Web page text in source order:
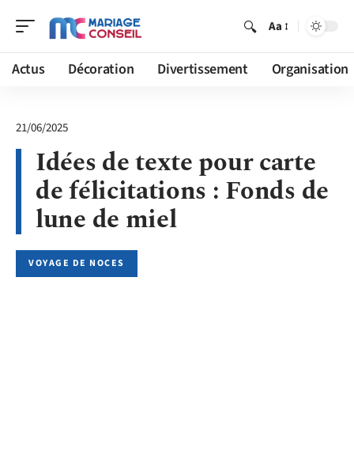
Aa
Actus Décoration Divertissement Organisation
21/06/2025
Idées de texte pour carte
de félicitations : Fonds de
lune de miel
VOYAGE DE NOCES